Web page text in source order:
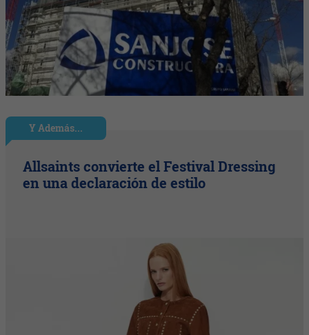
Y Además...
Allsaints convierte el Festival Dressing
en una declaración de estilo